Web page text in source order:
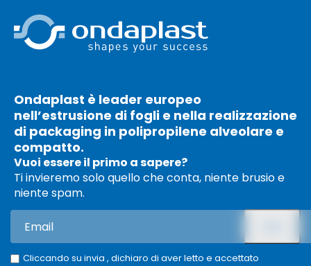
Ondaplast è leader europeo
nell’estrusione di fogli e nella realizzazione
di packaging in polipropilene alveolare e
compatto.
Vuoi essere il primo a sapere?
Ti invieremo solo quello che conta, niente brusio e
niente spam.
Cliccando su invia , dichiaro di aver letto e accettato